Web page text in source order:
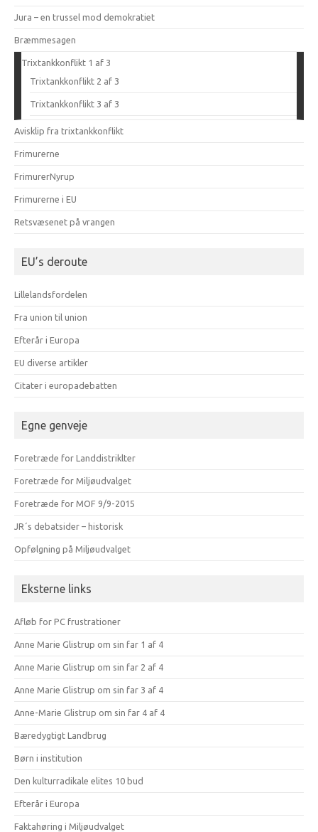
Jura – en trussel mod demokratiet
Bræmmesagen
Trixtankkonflikt 1 af 3
Trixtankkonflikt 2 af 3
Trixtankkonflikt 3 af 3
Avisklip fra trixtankkonflikt
Frimurerne
FrimurerNyrup
Frimurerne i EU
Retsvæsenet på vrangen
EU’s deroute
Lillelandsfordelen
Fra union til union
Efterår i Europa
EU diverse artikler
Citater i europadebatten
Egne genveje
Foretræde for Landdistriklter
Foretræde for Miljøudvalget
Foretræde for MOF 9/9-2015
JR´s debatsider – historisk
Opfølgning på Miljøudvalget
Eksterne links
Afløb for PC frustrationer
Anne Marie Glistrup om sin far 1 af 4
Anne Marie Glistrup om sin far 2 af 4
Anne Marie Glistrup om sin far 3 af 4
Anne-Marie Glistrup om sin far 4 af 4
Bæredygtigt Landbrug
Børn i institution
Den kulturradikale elites 10 bud
Efterår i Europa
Faktahøring i Miljøudvalget